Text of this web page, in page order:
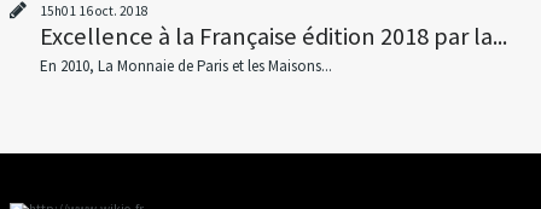
15h01 16oct. 2018
Excellence à la Française édition 2018 par la...
En 2010, La Monnaie de Paris et les Maisons...